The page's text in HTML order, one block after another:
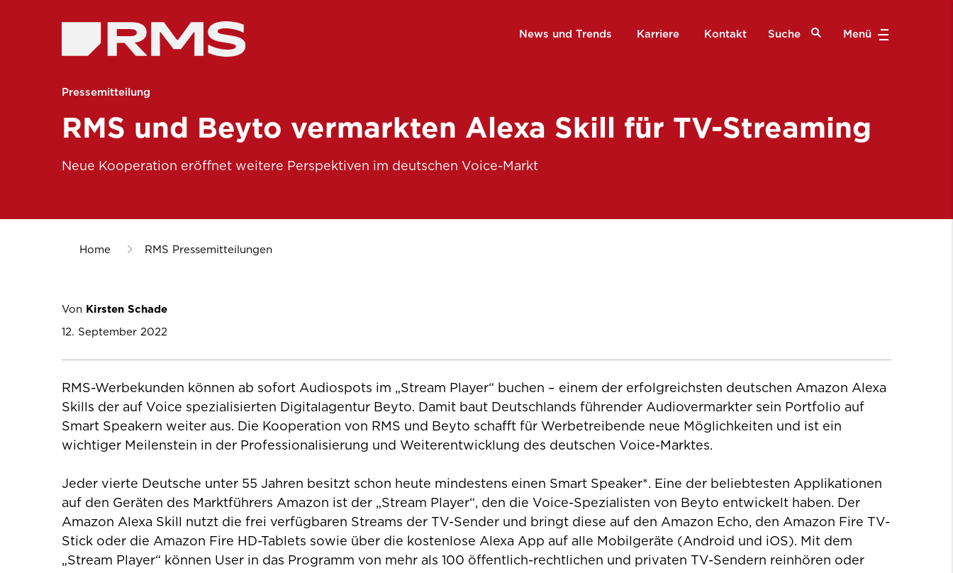
News und Trends Karriere Kontakt Suche Menü
Pressemitteilung
RMS und Beyto vermarkten Alexa Skill für TV-Streaming
Neue Kooperation eröffnet weitere Perspektiven im deutschen Voice-Markt
Home RMS Pressemitteilungen
Von Kirsten Schade
12. September 2022
RMS-Werbekunden können ab sofort Audiospots im „Stream Player“ buchen – einem der erfolgreichsten deutschen Amazon Alexa
Skills der auf Voice spezialisierten Digitalagentur Beyto. Damit baut Deutschlands führender Audiovermarkter sein Portfolio auf
Smart Speakern weiter aus. Die Kooperation von RMS und Beyto schafft für Werbetreibende neue Möglichkeiten und ist ein
wichtiger Meilenstein in der Professionalisierung und Weiterentwicklung des deutschen Voice-Marktes.
Jeder vierte Deutsche unter 55 Jahren besitzt schon heute mindestens einen Smart Speaker*. Eine der beliebtesten Applikationen
auf den Geräten des Marktführers Amazon ist der „Stream Player“, den die Voice-Spezialisten von Beyto entwickelt haben. Der
Amazon Alexa Skill nutzt die frei verfügbaren Streams der TV-Sender und bringt diese auf den Amazon Echo, den Amazon Fire TV-
Stick oder die Amazon Fire HD-Tablets sowie über die kostenlose Alexa App auf alle Mobilgeräte (Android und iOS). Mit dem
„Stream Player“ können User in das Programm von mehr als 100 öffentlich-rechtlichen und privaten TV-Sendern reinhören oder